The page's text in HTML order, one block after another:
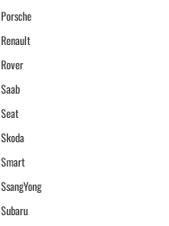
Porsche
Renault
Rover
Saab
Seat
Skoda
Smart
SsangYong
Subaru